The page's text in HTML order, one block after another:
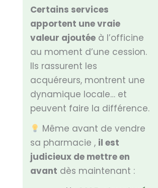
Certains services
apportent une vraie
valeur ajoutée à l’officine
au moment d’une cession.
Ils rassurent les
acquéreurs, montrent une
dynamique locale… et
peuvent faire la différence.
Même avant de vendre
sa pharmacie , il est
judicieux de mettre en
avant dès maintenant :